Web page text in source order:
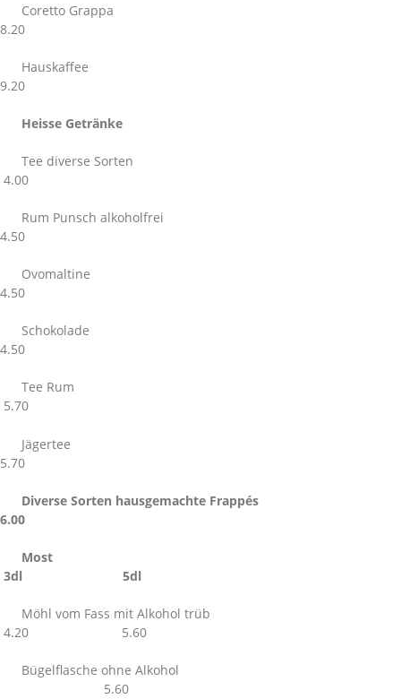
Coretto Grappa
8.20
Hauskaffee
9.20
Heisse Getränke
Tee diverse Sorten
4.00
Rum Punsch alkoholfrei
4.50
Ovomaltine
4.50
Schokolade
4.50
Tee Rum
5.70
Jägertee
5.70
Diverse Sorten hausgemachte Frappés
6.00
Most
3dl 5dl
Möhl vom Fass mit Alkohol trüb
4.20 5.60
Bügelflasche ohne Alkohol
5.60